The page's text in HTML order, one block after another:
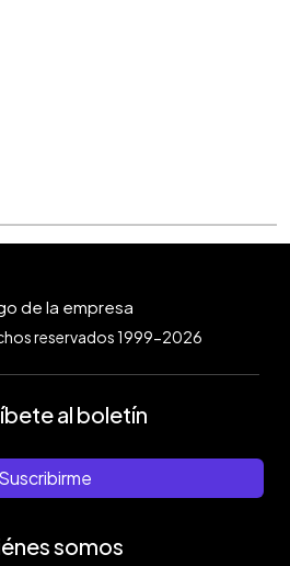
reservados 1999-2026
al boletín
Suscribirme
somos